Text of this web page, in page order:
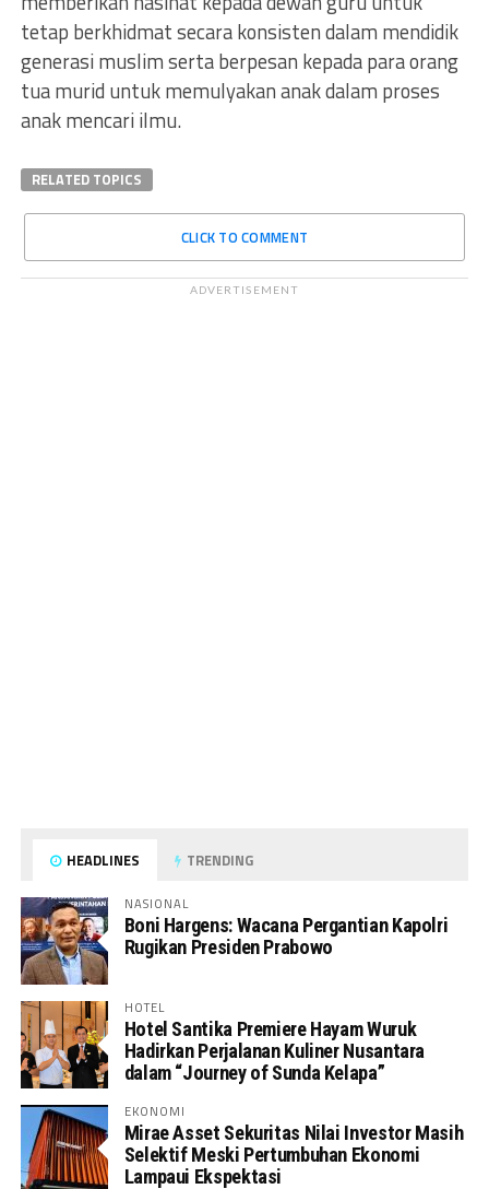
tetap berkhidmat secara konsisten dalam mendidik
generasi muslim serta berpesan kepada para orang
tua murid untuk memulyakan anak dalam proses
anak mencari ilmu.
RELATED TOPICS
CLICK TO COMMENT
ADVERTISEMENT
HEADLINES TRENDING
NASIONAL
Boni Hargens: Wacana Pergantian Kapolri
Rugikan Presiden Prabowo
HOTEL
Hotel Santika Premiere Hayam Wuruk
Hadirkan Perjalanan Kuliner Nusantara
dalam “Journey of Sunda Kelapa”
EKONOMI
Mirae Asset Sekuritas Nilai Investor Masih
Selektif Meski Pertumbuhan Ekonomi
Lampaui Ekspektasi